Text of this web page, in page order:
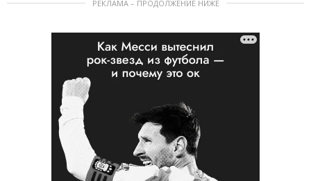
РЕКЛАМА – ПРОДОЛЖЕНИЕ НИЖЕ